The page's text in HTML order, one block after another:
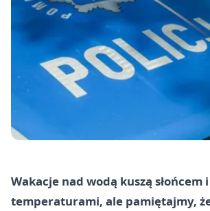
Wakacje nad wodą kuszą słońcem
temperaturami, ale pamiętajmy,